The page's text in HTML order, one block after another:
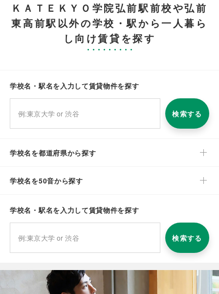
ＫＡＴＥＫＹＯ学院弘前駅前校や弘前
東高前駅以外の学校・駅から一人暮ら
し向け賃貸を探す
学校名・駅名を入力して賃貸物件を探す
検索する
学校名を都道府県から探す
学校名を50音から探す
学校名・駅名を入力して賃貸物件を探す
検索する